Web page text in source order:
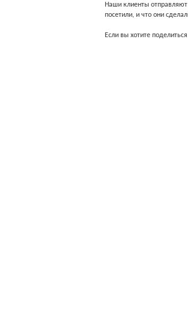
Наши клиенты
посетили, и что они
Если вы хотите